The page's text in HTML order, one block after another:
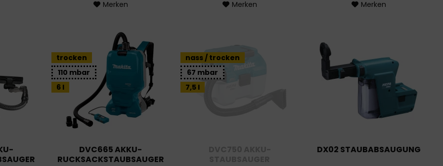
Merken Merken Merken
trocken
110 mbar
6 l
DVC665 AKKU-
RUCKSACKSTAUBSAUGER
nass / trocken
67 mbar
7,5 l
DX02 STAUBABSAUGUNG